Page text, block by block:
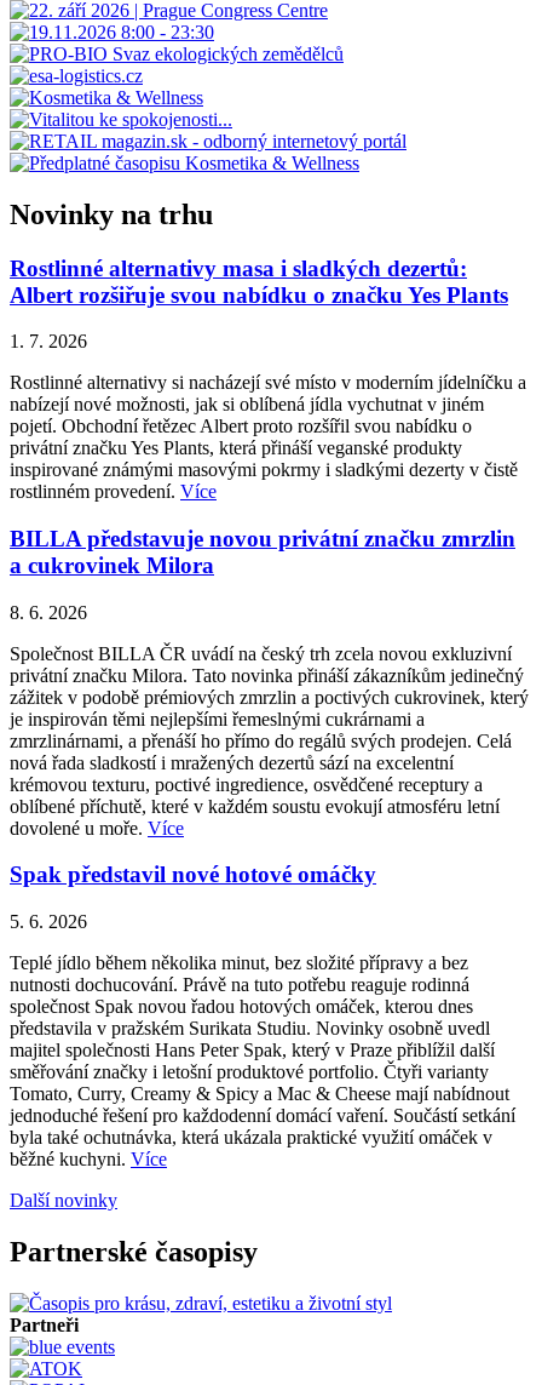
Novinky na trhu
Rostlinné alternativy masa i sladkých dezertů:
Albert rozšiřuje svou nabídku o značku Yes Plants
1. 7. 2026
Rostlinné alternativy si nacházejí své místo v moderním jídelníčku a
nabízejí nové možnosti, jak si oblíbená jídla vychutnat v jiném
pojetí. Obchodní řetězec Albert proto rozšířil svou nabídku o
privátní značku Yes Plants, která přináší veganské produkty
inspirované známými masovými pokrmy i sladkými dezerty v čistě
rostlinném provedení. Více
BILLA představuje novou privátní značku zmrzlin
a cukrovinek Milora
8. 6. 2026
Společnost BILLA ČR uvádí na český trh zcela novou exkluzivní
privátní značku Milora. Tato novinka přináší zákazníkům jedinečný
zážitek v podobě prémiových zmrzlin a poctivých cukrovinek, který
je inspirován těmi nejlepšími řemeslnými cukrárnami a
zmrzlinárnami, a přenáší ho přímo do regálů svých prodejen. Celá
nová řada sladkostí i mražených dezertů sází na excelentní
krémovou texturu, poctivé ingredience, osvědčené receptury a
oblíbené příchutě, které v každém soustu evokují atmosféru letní
dovolené u moře. Více
Spak představil nové hotové omáčky
5. 6. 2026
Teplé jídlo během několika minut, bez složité přípravy a bez
nutnosti dochucování. Právě na tuto potřebu reaguje rodinná
společnost Spak novou řadou hotových omáček, kterou dnes
představila v pražském Surikata Studiu. Novinky osobně uvedl
majitel společnosti Hans Peter Spak, který v Praze přiblížil další
směřování značky i letošní produktové portfolio. Čtyři varianty
Tomato, Curry, Creamy & Spicy a Mac & Cheese mají nabídnout
jednoduché řešení pro každodenní domácí vaření. Součástí setkání
byla také ochutnávka, která ukázala praktické využití omáček v
běžné kuchyni. Více
Další novinky
Partnerské časopisy
Partneři